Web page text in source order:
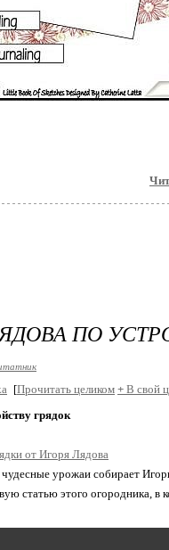
ПО
[Прочитать целиком + В свой
грядок
от Игоря Лядова
урожаи собирает
статью этого огородника,